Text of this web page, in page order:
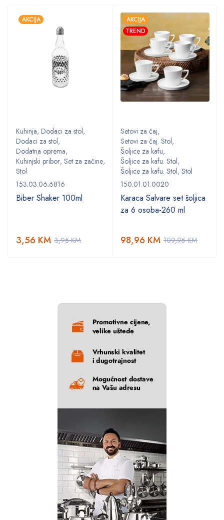
AKCIJA
Kuhinja, Dodaci za stol,
Dodaci za stol,
Dodatna oprema,
Kuhinjski pribor, Set za začine,
Stol
153.03.06.6816
Biber Shaker 100ml
3,95KM
3,56 KM
AKCIJA
TREND
Setovi za čaj,
Setovi za čaj. Stol,
Šoljice za kafu,
Šoljice za kafu. Stol,
Šoljice za kafu. Stol, Stol
150.01.01.0020
Karaca Salvare set šoljica
za 6 osoba-260 ml
109,95KM
98,96 KM